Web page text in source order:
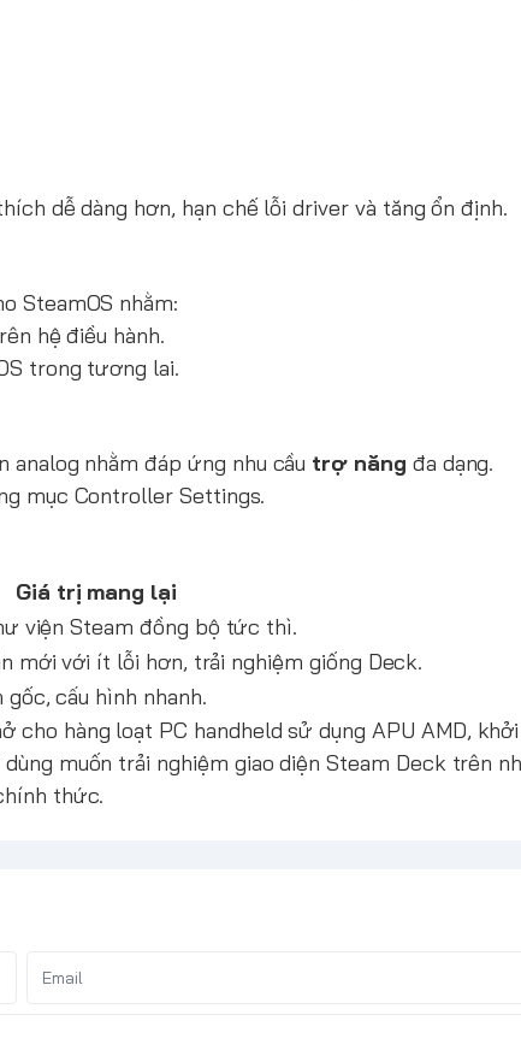
dễ dàng hơn, hạn chế lỗi driver và tăng ổn định.
SteamOS nhằm:
hệ điều hành.
trong tương lai.
nhằm đáp ứng nhu cầu trợ năng đa dạng.
mục Controller Settings.
Giá trị mang lại
viện Steam đồng bộ tức thì.
mới với ít lỗi hơn, trải nghiệm giống Deck.
cấu hình nhanh.
cho hàng loạt PC handheld sử dụng APU AMD,
muốn trải nghiệm giao diện Steam Deck trên
thức.